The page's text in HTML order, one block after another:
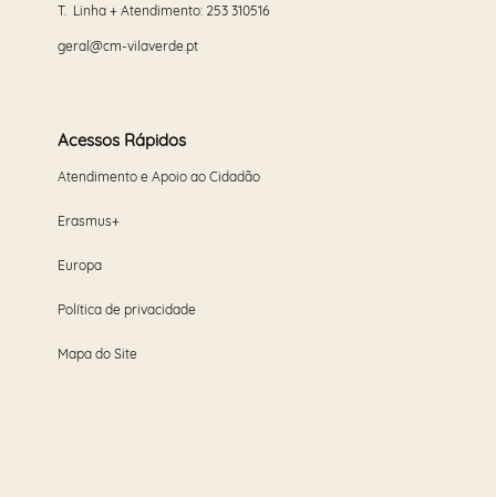
T. Linha + Atendimento: 253 310516
geral@cm-vilaverde.pt
Acessos Rápidos
Atendimento e Apoio ao Cidadão
Erasmus+
Europa
Política de privacidade
Mapa do Site